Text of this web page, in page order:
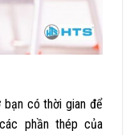
bạn có thời gian để
phần thép của